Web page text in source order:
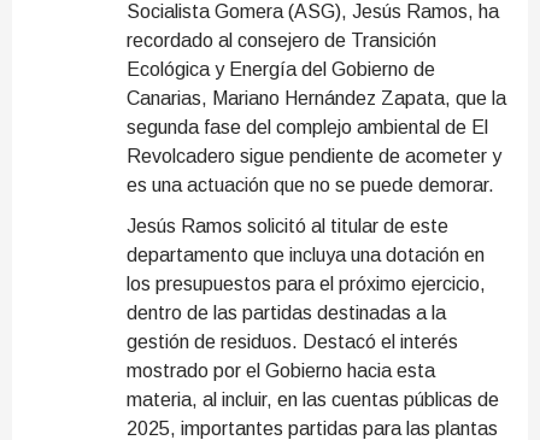
Socialista Gomera (ASG), Jesús Ramos, ha
recordado al consejero de Transición
Ecológica y Energía del Gobierno de
Canarias, Mariano Hernández Zapata, que la
segunda fase del complejo ambiental de El
Revolcadero sigue pendiente de acometer y
es una actuación que no se puede demorar.
Jesús Ramos solicitó al titular de este
departamento que incluya una dotación en
los presupuestos para el próximo ejercicio,
dentro de las partidas destinadas a la
gestión de residuos. Destacó el interés
mostrado por el Gobierno hacia esta
materia, al incluir, en las cuentas públicas de
2025, importantes partidas para las plantas